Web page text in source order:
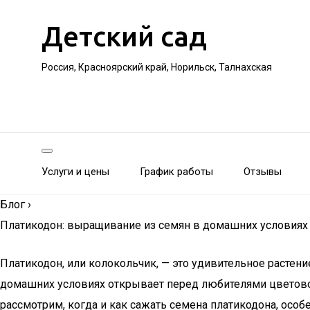
Детский сад
Россия, Красноярский край, Норильск, Талнахская
Услуги и цены График работы Отзывы
Блог ›
Платикодон: выращивание из семян в домашних
Платикодон, или колокольчик, — это удивительное
домашних условиях открывает перед любителями
рассмотрим, когда и как сажать семена платикодона,